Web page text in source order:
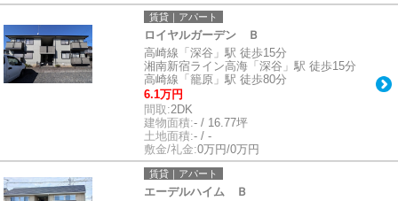
賃貸｜アパート
ロイヤルガーデン Ｂ
高崎線「深谷」駅 徒歩15分
湘南新宿ライン高海「深谷」駅 徒歩15分
高崎線「籠原」駅 徒歩80分
6.1万円
間取:2DK
建物面積:- / 16.77坪
土地面積:- / -
敷金/礼金:0万円/0万円
賃貸｜アパート
エーデルハイム Ｂ